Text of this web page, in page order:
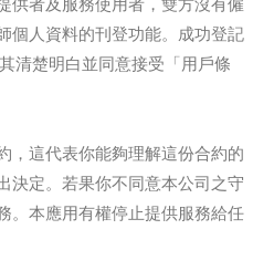
個人資料的刊登功能。成功登記
清楚明白並同意接受「用戶條
，這代表你能夠理解這份合約的
決定。若果你不同意本公司之守
。本應用有權停止提供服務給任